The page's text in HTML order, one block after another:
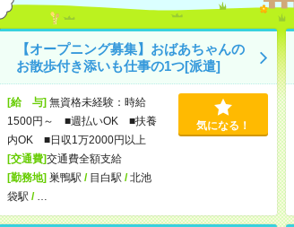
【オープニング募集】おばあちゃんの
お散歩付き添いも仕事の1つ[派遣]
[給 与]無資格未経験：時給
1500円～ ■週払いOK ■扶養
内OK ■日収1万2000円以上
[交通費]交通費全額支給
[勤務地]巣鴨駅 / 目白駅 /北池
袋駅 /
気になる！